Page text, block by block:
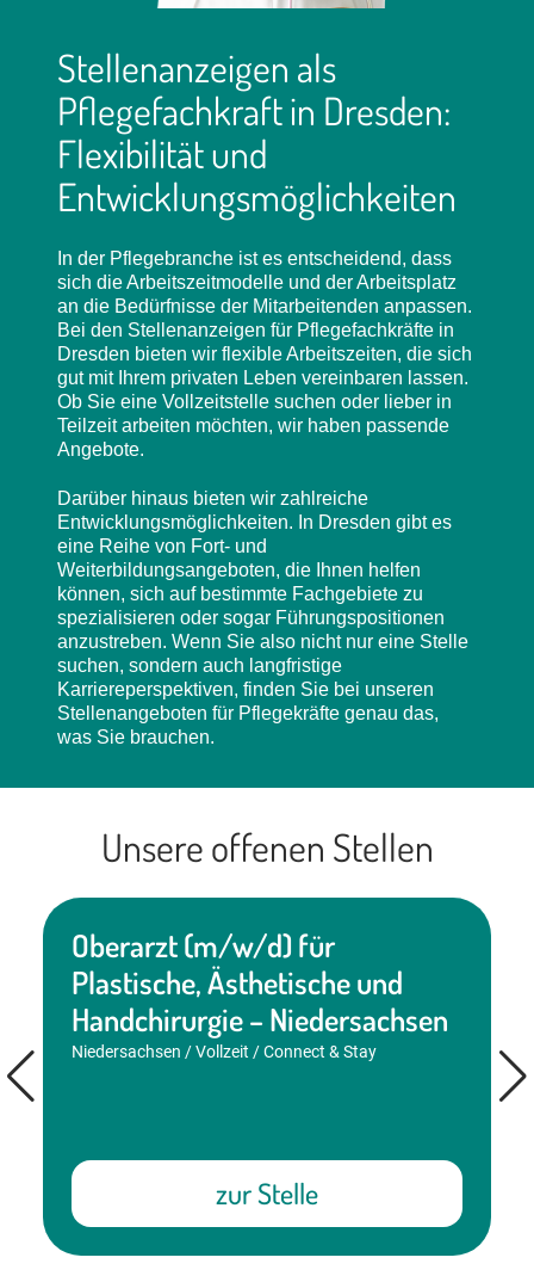
Stellenanzeigen als
Pflegefachkraft in Dresden:
Flexibilität und
Entwicklungsmöglichkeiten
In der Pflegebranche ist es entscheidend, dass
sich die Arbeitszeitmodelle und der Arbeitsplatz
an die Bedürfnisse der Mitarbeitenden anpassen.
Bei den Stellenanzeigen für Pflegefachkräfte in
Dresden bieten wir flexible Arbeitszeiten, die sich
gut mit Ihrem privaten Leben vereinbaren lassen.
Ob Sie eine Vollzeitstelle suchen oder lieber in
Teilzeit arbeiten möchten, wir haben passende
Angebote.
Darüber hinaus bieten wir zahlreiche
Entwicklungsmöglichkeiten. In Dresden gibt es
eine Reihe von Fort- und
Weiterbildungsangeboten, die Ihnen helfen
können, sich auf bestimmte Fachgebiete zu
spezialisieren oder sogar Führungspositionen
anzustreben. Wenn Sie also nicht nur eine Stelle
suchen, sondern auch langfristige
Karriereperspektiven, finden Sie bei unseren
Stellenangeboten für Pflegekräfte genau das,
was Sie brauchen.
Unsere offenen Stellen
Oberarzt (m/w/d) für
Plastische, Ästhetische und
Handchirurgie – Niedersachsen
Niedersachsen / Vollzeit / Connect & Stay
zur Stelle